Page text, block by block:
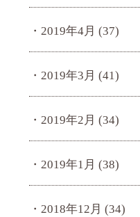
2019年4月 (37)
2019年3月 (41)
2019年2月 (34)
2019年1月 (38)
2018年12月 (34)